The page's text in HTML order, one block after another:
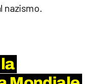
nazismo.